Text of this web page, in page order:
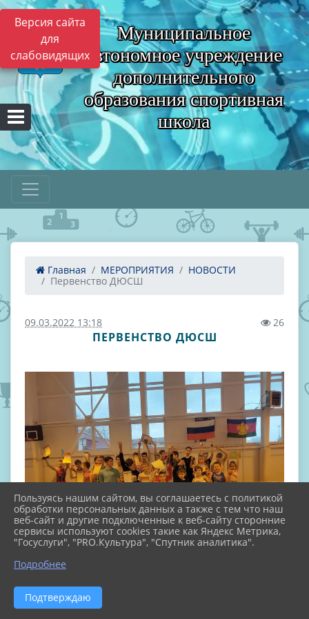
Версия сайта
для
слабовидящих
Муниципальное
автономное учреждение
дополнительного
образования спортивная
школа
Главная МЕРОПРИЯТИЯ
НОВОСТИ
Первенство ДЮСШ
09.03.2022 13:18 26
ПЕРВЕНСТВО ДЮСШ
Пользуясь нашим сайтом, вы соглашаетесь с политикой
обработки персональных данных а также с тем что наш
веб-сайт и другие подключенные к веб-сайту сторонние
сервисы используют cookies такие как Яндекс Метрика,
"Госуслуги", "PRO.Культура", "Спутник аналитика".
Подробнее
Подтверждаю